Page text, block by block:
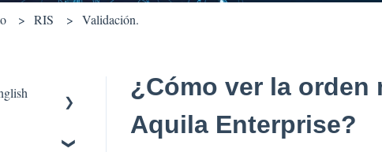
RIS Validación.
¿Cómo ver la orden
Aquila Enterprise?
CLOUD